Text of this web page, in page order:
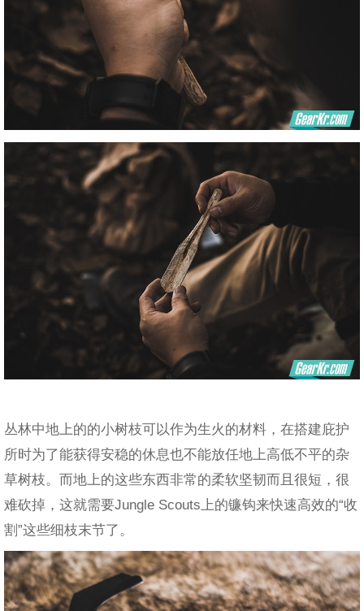
丛林中地上的的小树枝可以作为生火的材料，在搭建庇护
所时为了能获得安稳的休息也不能放任地上高低不平的杂
草树枝。而地上的这些东西非常的柔软坚韧而且很短，很
难砍掉，这就需要Jungle Scouts上的镰钩来快速高效的“收
割”这些细枝末节了。